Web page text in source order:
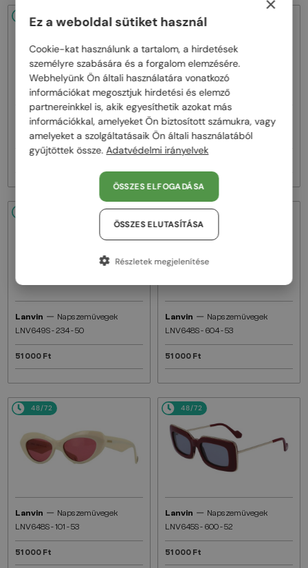
48/72
Lanvin—Napszemüvegek
LNV652S - 058 - 55
48/72
Lanvin— Napszemüvegek
LNV652S - 001 - 55
Lanvin — Napszemüvegek
LNV649S - 234 - 50
51 000 Ft
48/72
Lanvin — Napszemüvegek
LNV648S - 604 - 53
51 000 Ft
48/72
Lanvin — Napszemüvegek
LNV648S - 101 - 53
51 000 Ft
48/72
Lanvin — Napszemüvegek
LNV645S - 600 - 52
51 000 Ft
Ez a weboldal sütiket használ
Cookie-kat használunk a tartalom, a hirdetések
személyre szabására és a forgalom elemzésére.
Webhelyünk Ön általi használatára vonatkozó
információkat megosztjuk hirdetési és elemző
partnereinkkel is, akik egyesíthetik azokat más
információkkal, amelyeket Ön biztosított számukra, vagy
amelyeket a szolgáltatásaik Ön általi használatából
gyűjtöttek össze.Adatvédelmi irányelvek
ÖSSZES ELFOGADÁSA
ÖSSZES ELUTASÍTÁSA
Részletek megjelenítése